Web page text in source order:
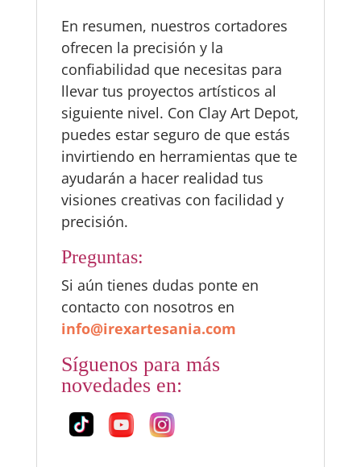
En resumen, nuestros cortadores
ofrecen la precisión y la
confiabilidad que necesitas para
llevar tus proyectos artísticos al
siguiente nivel. Con Clay Art Depot,
puedes estar seguro de que estás
invirtiendo en herramientas que te
ayudarán a hacer realidad tus
visiones creativas con facilidad y
precisión.
Preguntas:
Si aún tienes dudas ponte en
contacto con nosotros en
info@irexartesania.com
Síguenos para más
novedades en: